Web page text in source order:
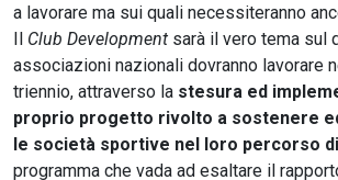
a lavorare ma sui quali necessiteranno
Il Club Development sarà il vero tema sul
associazioni nazionali dovranno lavorare
triennio, attraverso la stesura ed
proprio progetto rivolto a sostenere
le società sportive nel loro percorso
programma che vada ad esaltare il